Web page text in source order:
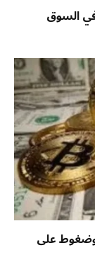
السوق
إلى 62,829.4 دولار وضغوط على